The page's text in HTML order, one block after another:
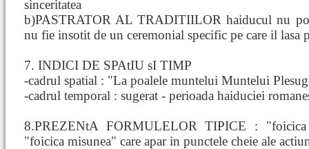
sinceritatea
b)PASTRATOR AL TRADITIILOR haiducul nu
nu fie insotit de un ceremonial specific pe care il
7. INDICI DE SPAtIU sI TIMP
-cadrul spatial : "La poalele muntelui Muntelui
-cadrul temporal : sugerat - perioada haiduciei
8.PREZENtA FORMULELOR TIPICE :
"foicica misunea" care apar in punctele cheie ale